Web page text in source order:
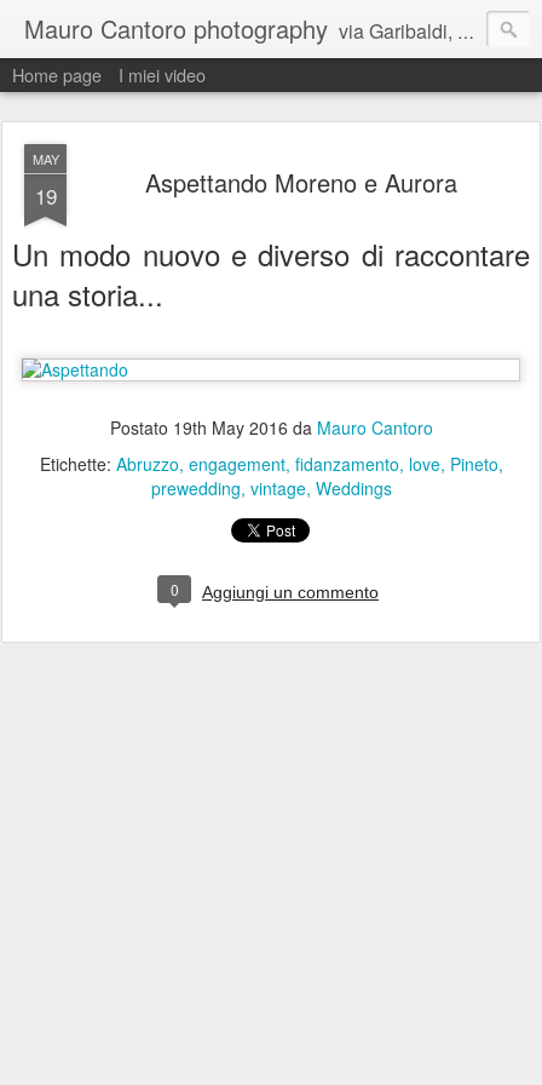
Mauro Cantoro photography via Garibaldi, 81 64025 Pineto (TE) cell. 334 8035254 studio 085 9493343
Home page I miei video
MAY
19 Aspettando Moreno e Aurora
Un modo nuovo e diverso di raccontare
una storia...
Postato 19th May 2016 da Mauro Cantoro
Etichette: Abruzzo engagement fidanzamento love Pineto
prewedding vintage Weddings
0 Aggiungi un commento